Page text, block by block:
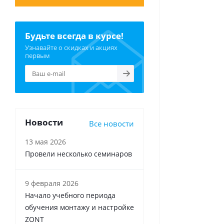
Будьте всегда в курсе!
Узнавайте о скидках и акциях
первым
Новости Все новости
13 мая 2026
Провели несколько семинаров
9 февраля 2026
Начало учебного периода
обучения монтажу и настройке
ZONT